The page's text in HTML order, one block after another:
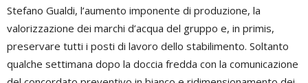
Stefano Gualdi, l’aumento imponente di produzione, la
valorizzazione dei marchi d’acqua del gruppo e, in primis,
preservare tutti i posti di lavoro dello stabilimento. Soltanto
qualche settimana dopo la doccia fredda con la comunicazione